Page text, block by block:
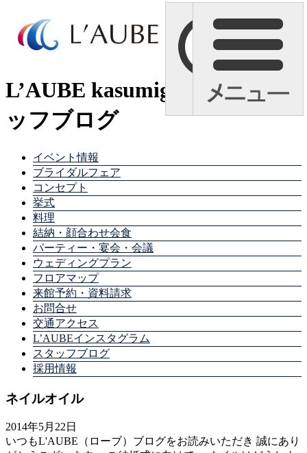
L’AUBE kasumigaura スタ
ッフブログ
イベント情報
ブライダルフェア
コンセプト
挙式
料理
結納・顔合わせ会食
パーティー・宴会・会議
ウェディングプラン
フロアマップ
来館予約・資料請求
お問合せ
交通アクセス
L’AUBEインスタグラム
スタッフブログ
採用情報
ネイルオイル
2014年5月22日
いつもL'AUBE（ローブ）ブログをお読みいただき 誠にあり